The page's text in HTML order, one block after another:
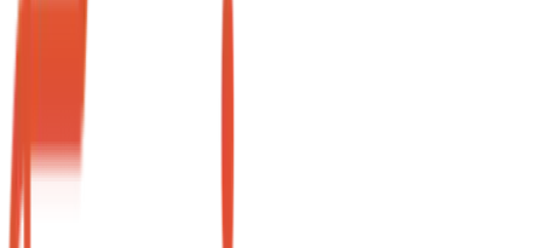
Hora Avulsa
Liberdade total. Pague apenas quando tiver paciente
agendado.
R$ 45/hora
Liberdade total de agenda